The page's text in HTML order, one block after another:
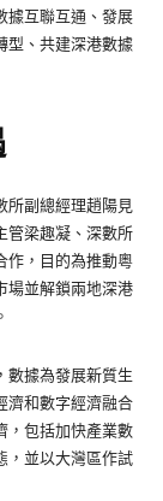
據互聯互通、發展
型、共建深港數據
所副總經理趙陽見
管梁趣凝、深數所
作，目的為推動粵
場並解鎖兩地深港
數據為發展新質生
濟和數字經濟融合
，包括加快產業數
，並以大灣區作試